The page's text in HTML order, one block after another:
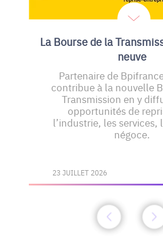
La Bourse de la
neuve
Partenaire de
contribue à la nouvelle
Transmission en y
opportunités de
l’industrie, les services,
négoce.
23 JUILLET 2026